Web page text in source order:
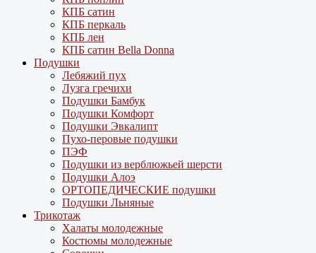
КПБ сатин
КПБ перкаль
КПБ лен
КПБ сатин Bella Donna
Подушки
Лебяжий пух
Лузга гречихи
Подушки Бамбук
Подушки Комфорт
Подушки Эвкалипт
Пухо-перовые подушки
ПЭФ
Подушки из верблюжьей шерсти
Подушки Алоэ
ОРТОПЕДИЧЕСКИЕ подушки
Подушки Льняные
Трикотаж
Халаты молодежные
Костюмы молодежные